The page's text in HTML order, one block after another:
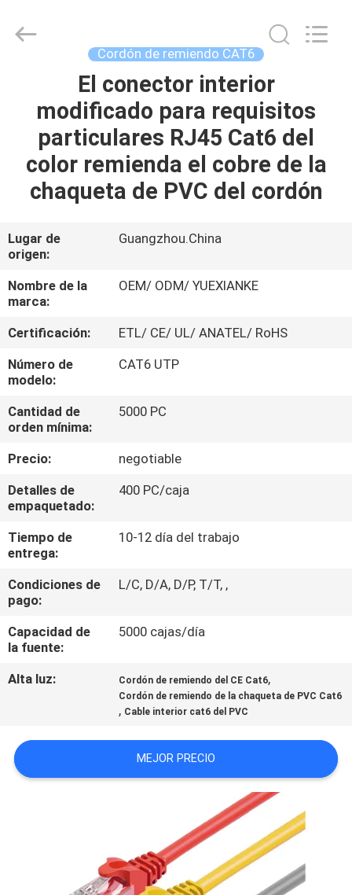
PRODUCTOS
VIDEOS
SOBRE
NOSOTROS
VIAJE
DE
LA
FÁBRICA
DE
CALIDAD
ÉNTRENOS
CONTACTO
CON
NOTICIAS
MAPA
POLÍTICA
Industry
Cordón de remiendo CAT6
El conector interior
modificado para requisitos
particulares RJ45 Cat6 del
color remienda el cobre de la
chaqueta de PVC del cordón
Lugar de
origen:
Guangzhou.China
Nombre de la
marca:
OEM/ ODM/ YUEXIANKE
Certificación:
ETL/ CE/ UL/ ANATEL/ RoHS
Número de
modelo:
CAT6 UTP
Cantidad de
orden mínima:
5000 PC
Precio:
negotiable
Detalles de
empaquetado:
400 PC/caja
Tiempo de
entrega:
10-12 día del trabajo
Condiciones de
pago:
L/C, D/A, D/P, T/T, ,
Capacidad de
la fuente:
5000 cajas/día
Alta luz: Cordón de remiendo del CE Cat6,
Cordón de remiendo de la chaqueta de PVC Cat6
, Cable interior cat6 del PVC
MEJOR PRECIO